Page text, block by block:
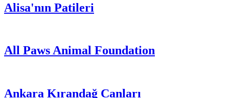
Alisa'nın Patileri
All Paws Animal Foundation
Ankara Kırandağ Canları